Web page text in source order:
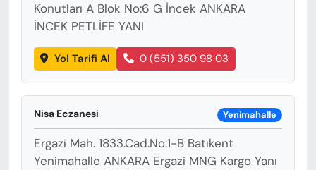
Konutları A Blok No:6 G İncek ANKARA
İNCEK PETLİFE YANI
Yol Tarifi Al 0 (551) 350 98 03
Nisa Eczanesi Yenimahalle
Ergazi Mah. 1833.Cad.No:1-B Batıkent
Yenimahalle ANKARA Ergazi MNG Kargo Yanı